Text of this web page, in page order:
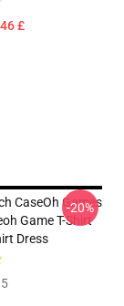
£
CaseOh Games
Game T-Shirt
Dress
-20%